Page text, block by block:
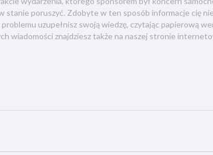
stanie poruszyć. Zdobyte w ten sposób informacje cię
uzupełnisz swoją wiedzę, czytając papierową
wiadomości znajdziesz także na naszej stronie